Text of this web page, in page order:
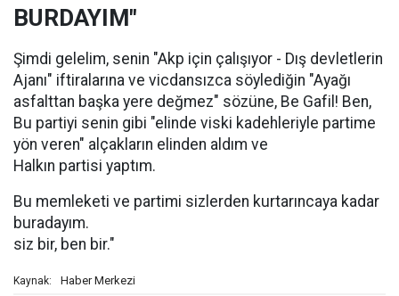
BURDAYIM"
Şimdi gelelim, senin "Akp için çalışıyor - Dış devletlerin
Ajanı" iftiralarına ve vicdansızca söylediğin "Ayağı
asfalttan başka yere değmez" sözüne, Be Gafil! Ben,
Bu partiyi senin gibi "elinde viski kadehleriyle partime
yön veren" alçakların elinden aldım ve
Halkın partisi yaptım.
Bu memleketi ve partimi sizlerden kurtarıncaya kadar
buradayım.
siz bir, ben bir."
Kaynak: Haber Merkezi